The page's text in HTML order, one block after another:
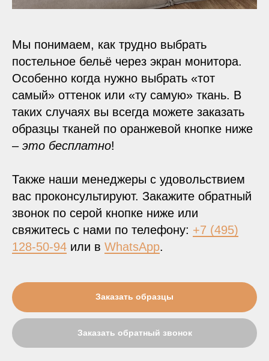
Мы понимаем, как трудно выбрать
постельное бельё через экран монитора.
Особенно когда нужно выбрать «тот
самый» оттенок или «ту самую» ткань. В
таких случаях вы всегда можете заказать
образцы тканей по оранжевой кнопке ниже
– это бесплатно!
Также наши менеджеры с удовольствием
вас проконсультируют. Закажите обратный
звонок по серой кнопке ниже или
свяжитесь с нами по телефону: +7 (495)
128-50-94 или в WhatsApp.
Заказать образцы
Заказать обратный звонок